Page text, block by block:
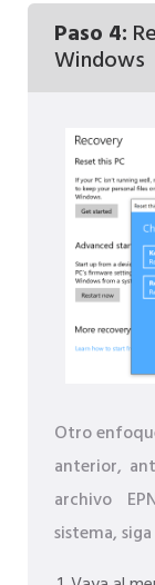
Paso 4:
Windows
Otro
anterior,
archivo
sistema,